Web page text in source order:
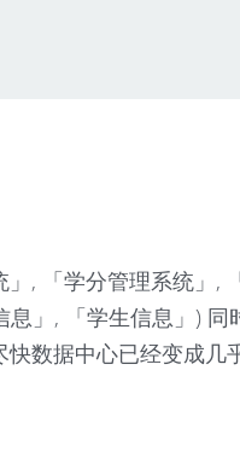
, 「学分管理系统」,
」, 「学生信息」) 同
数据中心已经变成几